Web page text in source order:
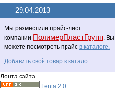
29.04.2013
Мы разместили прайс-лист
компании ПолимерПластГрупп. Вы
можете посмотреть прайс в каталоге.
Добавить свой товар в каталог
Лента сайта
Lenta 2.0